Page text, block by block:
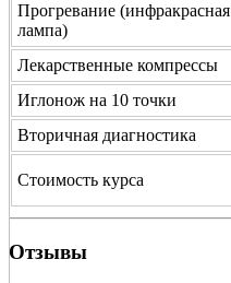
Прогревание (инфракрасная
лампа)
Лекарственные компрессы
Иглонож на 10 точки
Вторичная диагностика
Стоимость курса
Отзывы